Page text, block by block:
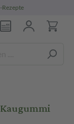
Rezepte